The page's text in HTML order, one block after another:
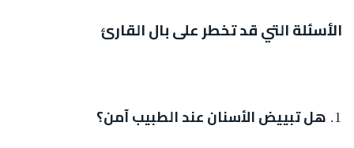
الأسئلة التي قد تخطر على بال القارئ
هل تبييض الأسنان عند الطبيب آمن؟